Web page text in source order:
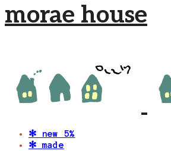
morae house
✻ new 5%
✻ made